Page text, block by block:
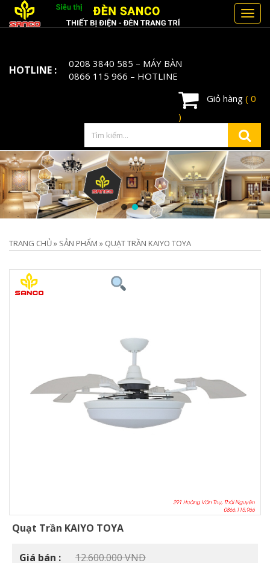
HOTLINE : 0208 3840 585 – MÁY BÀN
0866 115 966 – HOTLINE
Giỏ hàng ( 0
)
TRANG CHỦ» SẢN PHẨM » QUẠT TRẦN KAIYO TOYA
Quạt Trần KAIYO TOYA
Giá bán : 12.600.000VNĐGiá